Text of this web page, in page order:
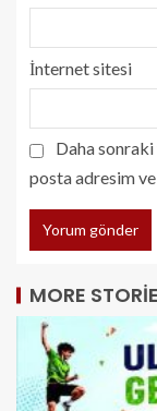
İnternet sitesi
Daha sonraki
posta adresim
MORE